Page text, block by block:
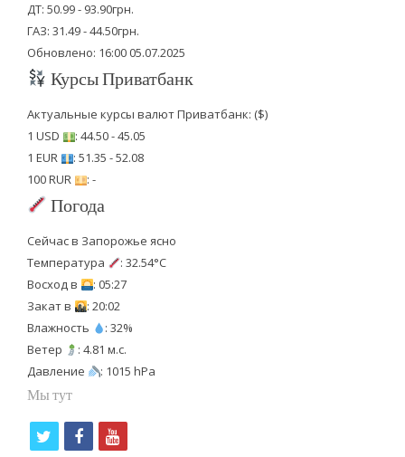
ДТ: 50.99 - 93.90грн.
ГАЗ: 31.49 - 44.50грн.
Обновлено: 16:00 05.07.2025
Курсы Приватбанк
Актуальные курсы валют Приватбанк: ($)
1 USD
: 44.50 - 45.05
1 EUR
: 51.35 - 52.08
100 RUR
: -
Погода
Сейчас в Запорожье ясно
Температура
: 32.54°C
Восход в
: 05:27
Закат в
: 20:02
Влажность
: 32%
Ветер
: 4.81 м.с.
Давление
: 1015 hPa
Мы тут
f
y